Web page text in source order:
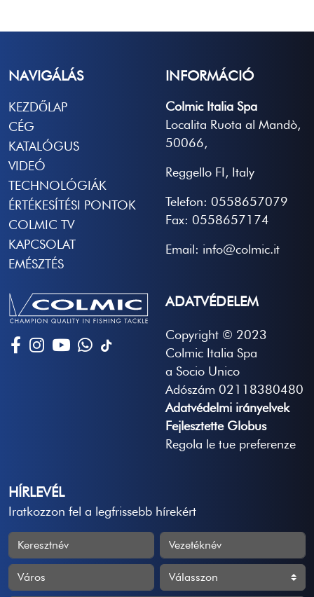
NAVIGÁLÁS
KEZDŐLAP
CÉG
KATALÓGUS
VIDEÓ
TECHNOLÓGIÁK
ÉRTÉKESÍTÉSI PONTOK
COLMIC TV
KAPCSOLAT
EMÉSZTÉS
INFORMÁCIÓ
Colmic Italia Spa
Localita Ruota al Mandò,
50066,
Reggello FI, Italy
Telefon: 0558657079
Fax: 0558657174
Email: info@colmic.it
ADATVÉDELEM
Copyright © 2023
Colmic Italia Spa
a Socio Unico
Adószám 02118380480
Adatvédelmi irányelvek
Fejlesztette Globus
Regola le tue preferenze
HÍRLEVÉL
Iratkozzon fel a legfrissebb hírekért